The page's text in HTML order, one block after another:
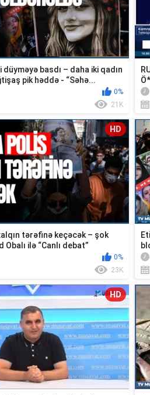
düyməyə basdı – daha iki qadın
pik həddə - “Səhə...
0%
21K
HD
tərəfinə keçəcək – şok
ilə “Canlı debat”
0%
23K
HD